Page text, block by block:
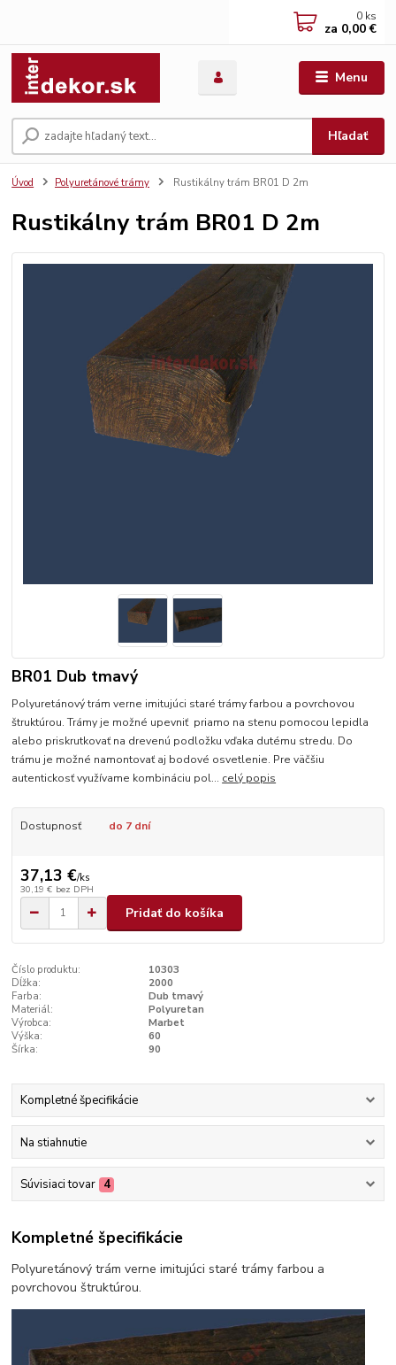
Menu
Hľadať
0 ks
za 0,00 €
Úvod Polyuretánové trámy Rustikálny trám BR01 D 2m
Rustikálny trám BR01 D 2m
BR01 Dub tmavý
Polyuretánový trám verne imitujúci staré trámy farbou a povrchovou
štruktúrou. Trámy je možné upevniť priamo na stenu pomocou lepidla
alebo priskrutkovať na drevenú podložku vďaka dutému stredu. Do
trámu je možné namontovať aj bodové osvetlenie. Pre väčšiu
autentickosť využívame kombináciu pol... celý popis
Dostupnosť do 7 dní
37,13 €/ks
30,19 € bez DPH
Pridať do košíka
Číslo produktu:
10303
Dĺžka:
2000
Farba:
Dub tmavý
Materiál:
Polyuretan
Výrobca:
Marbet
Výška:
60
Šírka:
90
Kompletné špecifikácie
Na stiahnutie
Súvisiaci tovar 4
Kompletné špecifikácie
Polyuretánový trám verne imitujúci staré trámy farbou a
povrchovou štruktúrou.